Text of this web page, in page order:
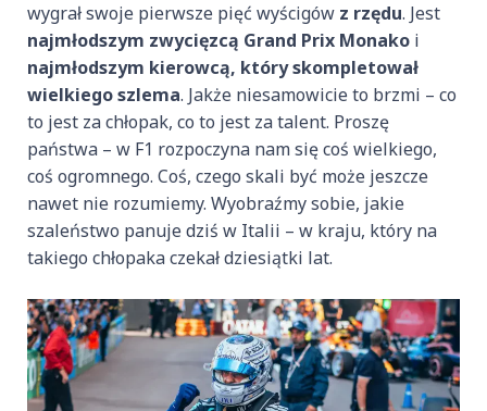
wygrał swoje pierwsze pięć wyścigów z rzędu. Jest
najmłodszym zwycięzcą Grand Prix Monako i
najmłodszym kierowcą, który skompletował
wielkiego szlema. Jakże niesamowicie to brzmi – co
to jest za chłopak, co to jest za talent. Proszę
państwa – w F1 rozpoczyna nam się coś wielkiego,
coś ogromnego. Coś, czego skali być może jeszcze
nawet nie rozumiemy. Wyobraźmy sobie, jakie
szaleństwo panuje dziś w Italii – w kraju, który na
takiego chłopaka czekał dziesiątki lat.